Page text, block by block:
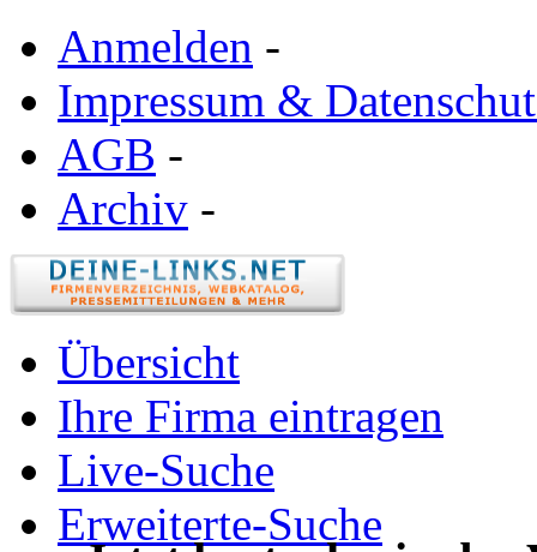
Anmelden -
Impressum &
AGB -
Archiv -
Übersicht
Ihre Firma eintragen
Live-Suche
Erweiterte-Suche